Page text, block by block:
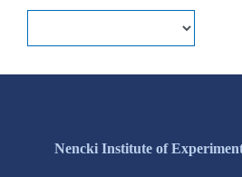
Nencki Institute of